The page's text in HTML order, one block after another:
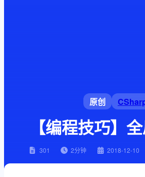
原创
【编程技巧】
301 2分钟 2018-12-10